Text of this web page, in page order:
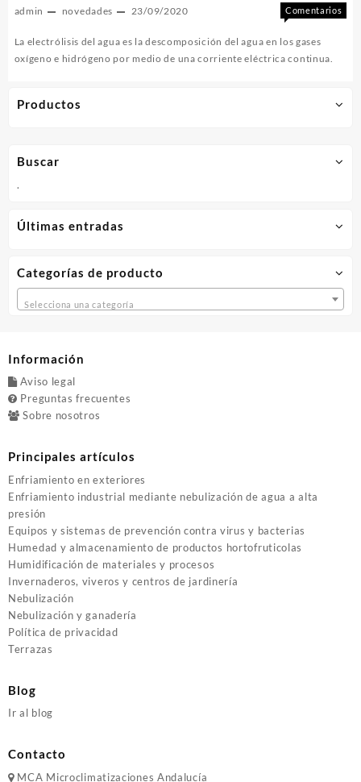
Productos
admin novedades 23/09/2020
Comentarios
La electrólisis del agua es la descomposición del agua en los gases
oxígeno e hidrógeno por medio de una corriente eléctrica continua.
Buscar
.
Últimas entradas
Categorías de producto
Selecciona una categoría
Información
Aviso legal
Preguntas frecuentes
Sobre nosotros
Principales artículos
Enfriamiento en exteriores
Enfriamiento industrial mediante nebulización de agua a alta
presión
Equipos y sistemas de prevención contra virus y bacterias
Humedad y almacenamiento de productos hortofruticolas
Humidificación de materiales y procesos
Invernaderos, viveros y centros de jardinería
Nebulización
Nebulización y ganadería
Política de privacidad
Terrazas
Blog
Ir al blog
Contacto
MCA Microclimatizaciones Andalucía